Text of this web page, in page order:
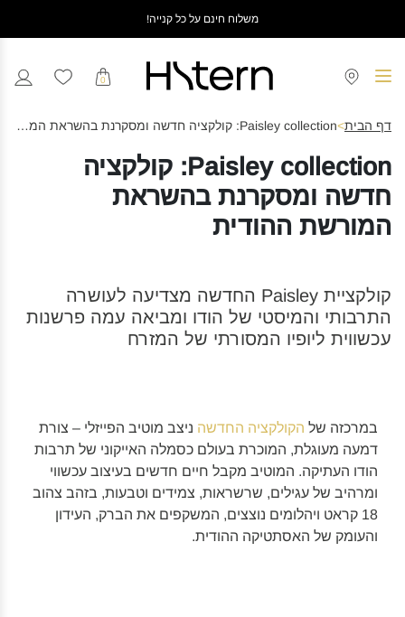
משלוח חינם על כל קנייה!
0
דף הבית> Paisley collection: קולקציה חדשה ומסקרנת בהשראת המורשת ההודית
Paisley collection: קולקציה
חדשה ומסקרנת בהשראת
המורשת ההודית
קולקציית Paisley החדשה מצדיעה לעושרה
התרבותי והמיסטי של הודו ומביאה עמה פרשנות
עכשווית ליופיו המסורתי של המזרח
במרכזה של הקולקציה החדשה ניצב מוטיב הפייזלי – צורת
דמעה מעוגלת, המוכרת בעולם כסמלה האייקוני של תרבות
הודו העתיקה. המוטיב מקבל חיים חדשים בעיצוב עכשווי
ומרהיב של עגילים, שרשראות, צמידים וטבעות, בזהב צהוב
18 קראט ויהלומים נוצצים, המשקפים את הברק, העידון
והעומק של האסתטיקה ההודית.